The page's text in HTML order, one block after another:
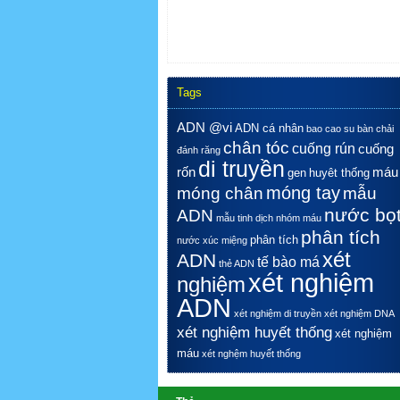
Tags
ADN @vi ADN cá nhân bao cao su bàn chải
đánh răng chân tóc cuống rún cuống
rốn di truyền gen huyêt thống máu
móng chân móng taymẫu
ADN mẫu tinh dịch nhóm máu nước
nước xúc miệng phân tích phân tích
ADN thẻ ADN tế bào má xét
nghiệmxét nghiệm
ADN xét nghiệm di truyền xét nghiệm DNA
xét nghiệm huyết thống xét nghiệm
máu xét nghệm huyết thống